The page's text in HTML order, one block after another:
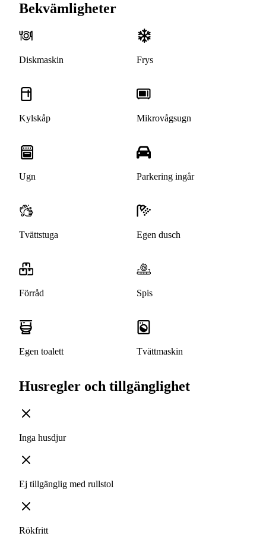
Bekvämligheter
Diskmaskin Frys
Kylskåp Mikrovågsugn
Ugn Parkering ingår
Tvättstuga Egen dusch
Förråd Spis
Egen toalett Tvättmaskin
Husregler och tillgänglighet
Inga husdjur
Ej tillgänglig med rullstol
Rökfritt